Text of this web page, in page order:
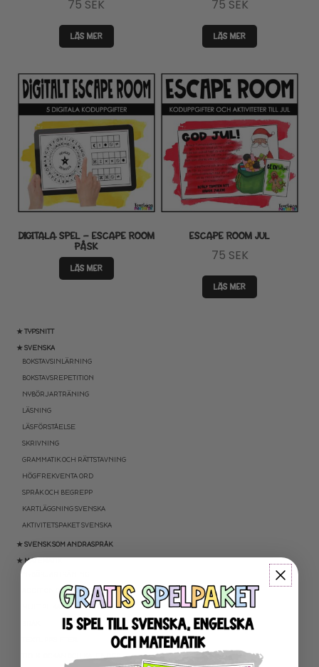
★ TYPSNITT
★ SVENSKA
BOKSTAVSINLÄRNING
BOKSTAVSREPETITION
NYBÖRJARTRÄNING
LÄSNING
LÄSFÖRSTÅELSE
SKRIVNING
GRAMMATIK OCH RÄTTSTAVNING
HÖGFREKVENTA ORD
SPRÅK OCH BEGREPP
KARTLÄGGNING SVENSKA
AKTIVITETSPAKET SVENSKA
★ SVENSK SOM ANDRASPRÅK
★ MATEMATIK
ADDITION OCH SUBTRAKTION
MULTIPLIKATION OCH DIVISION
TID: KLOCKAN OCH KALENDER
75 SEK
LÄS MER
75 SEK
LÄS MER
DIGITALA SPEL – ESCAPE ROOM
PÅSK
LÄS MER
ESCAPE ROOM JUL
75 SEK
LÄS MER